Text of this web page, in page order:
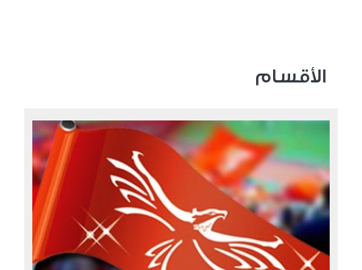
الأقسام